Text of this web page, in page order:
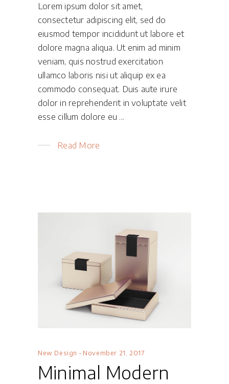
Lorem ipsum dolor sit amet,
consectetur adipiscing elit, sed do
eiusmod tempor incididunt ut labore et
dolore magna aliqua. Ut enim ad minim
veniam, quis nostrud exercitation
ullamco laboris nisi ut aliquip ex ea
commodo consequat. Duis aute irure
dolor in reprehenderit in voluptate velit
esse cillum dolore eu
Read More
New Design November 21, 2017
Minimal Modern